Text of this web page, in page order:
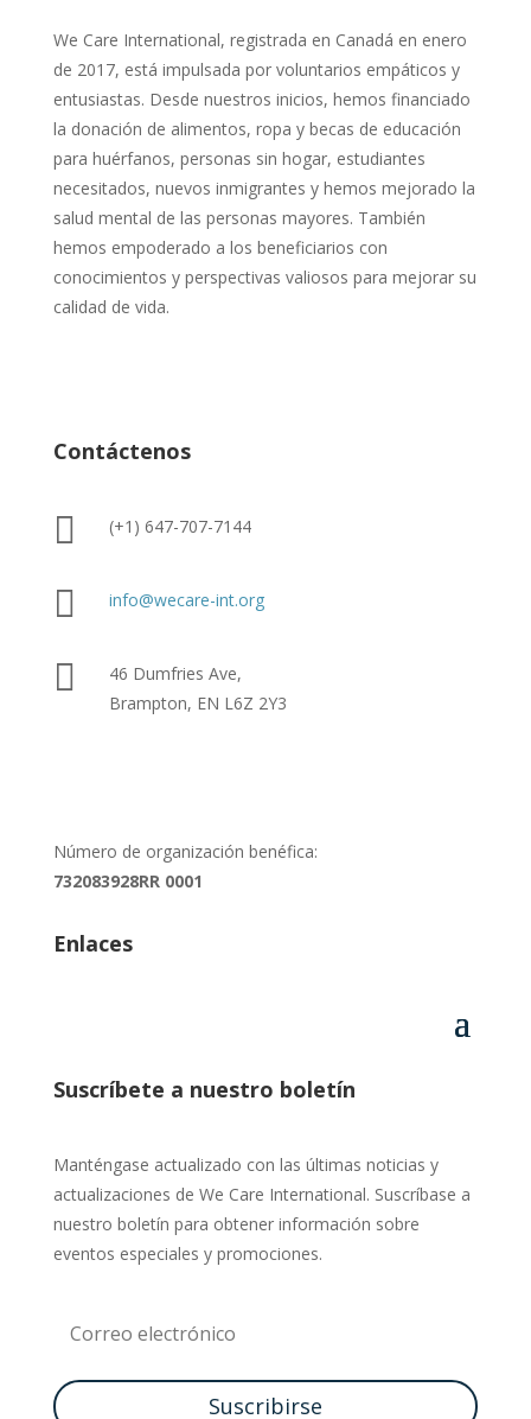
We Care International, registrada en Canadá en enero
de 2017, está impulsada por voluntarios empáticos y
entusiastas. Desde nuestros inicios, hemos financiado
la donación de alimentos, ropa y becas de educación
para huérfanos, personas sin hogar, estudiantes
necesitados, nuevos inmigrantes y hemos mejorado la
salud mental de las personas mayores. También
hemos empoderado a los beneficiarios con
conocimientos y perspectivas valiosos para mejorar su
calidad de vida.
Contáctenos
 (+1) 647-707-7144
 info@wecare-int.org

46 Dumfries Ave,
Brampton, EN L6Z 2Y3
Número de organización benéfica:
732083928RR 0001
Enlaces
Suscríbete a nuestro boletín
Manténgase actualizado con las últimas noticias y
actualizaciones de We Care International. Suscríbase a
nuestro boletín para obtener información sobre
eventos especiales y promociones.
Suscribirse